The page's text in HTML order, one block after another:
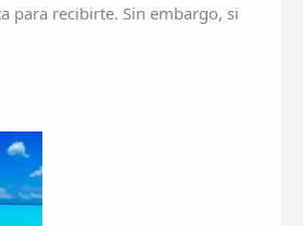
para recibirte. Sin embargo, si